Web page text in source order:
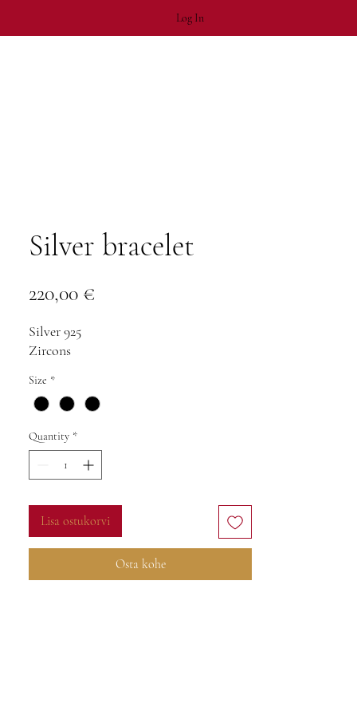
Log In
Silver bracelet
220,00 €
Silver 925
Zircons
Size *
Quantity *
Lisa ostukorvi
Osta kohe